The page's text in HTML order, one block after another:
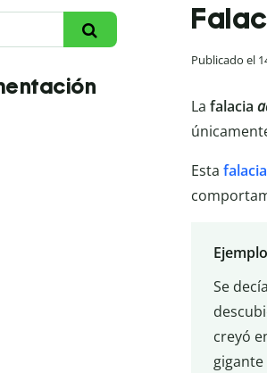
Publicado el
La falacia
Esta falacia
Se
creyó